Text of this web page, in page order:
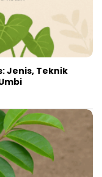
Jenis, Teknik